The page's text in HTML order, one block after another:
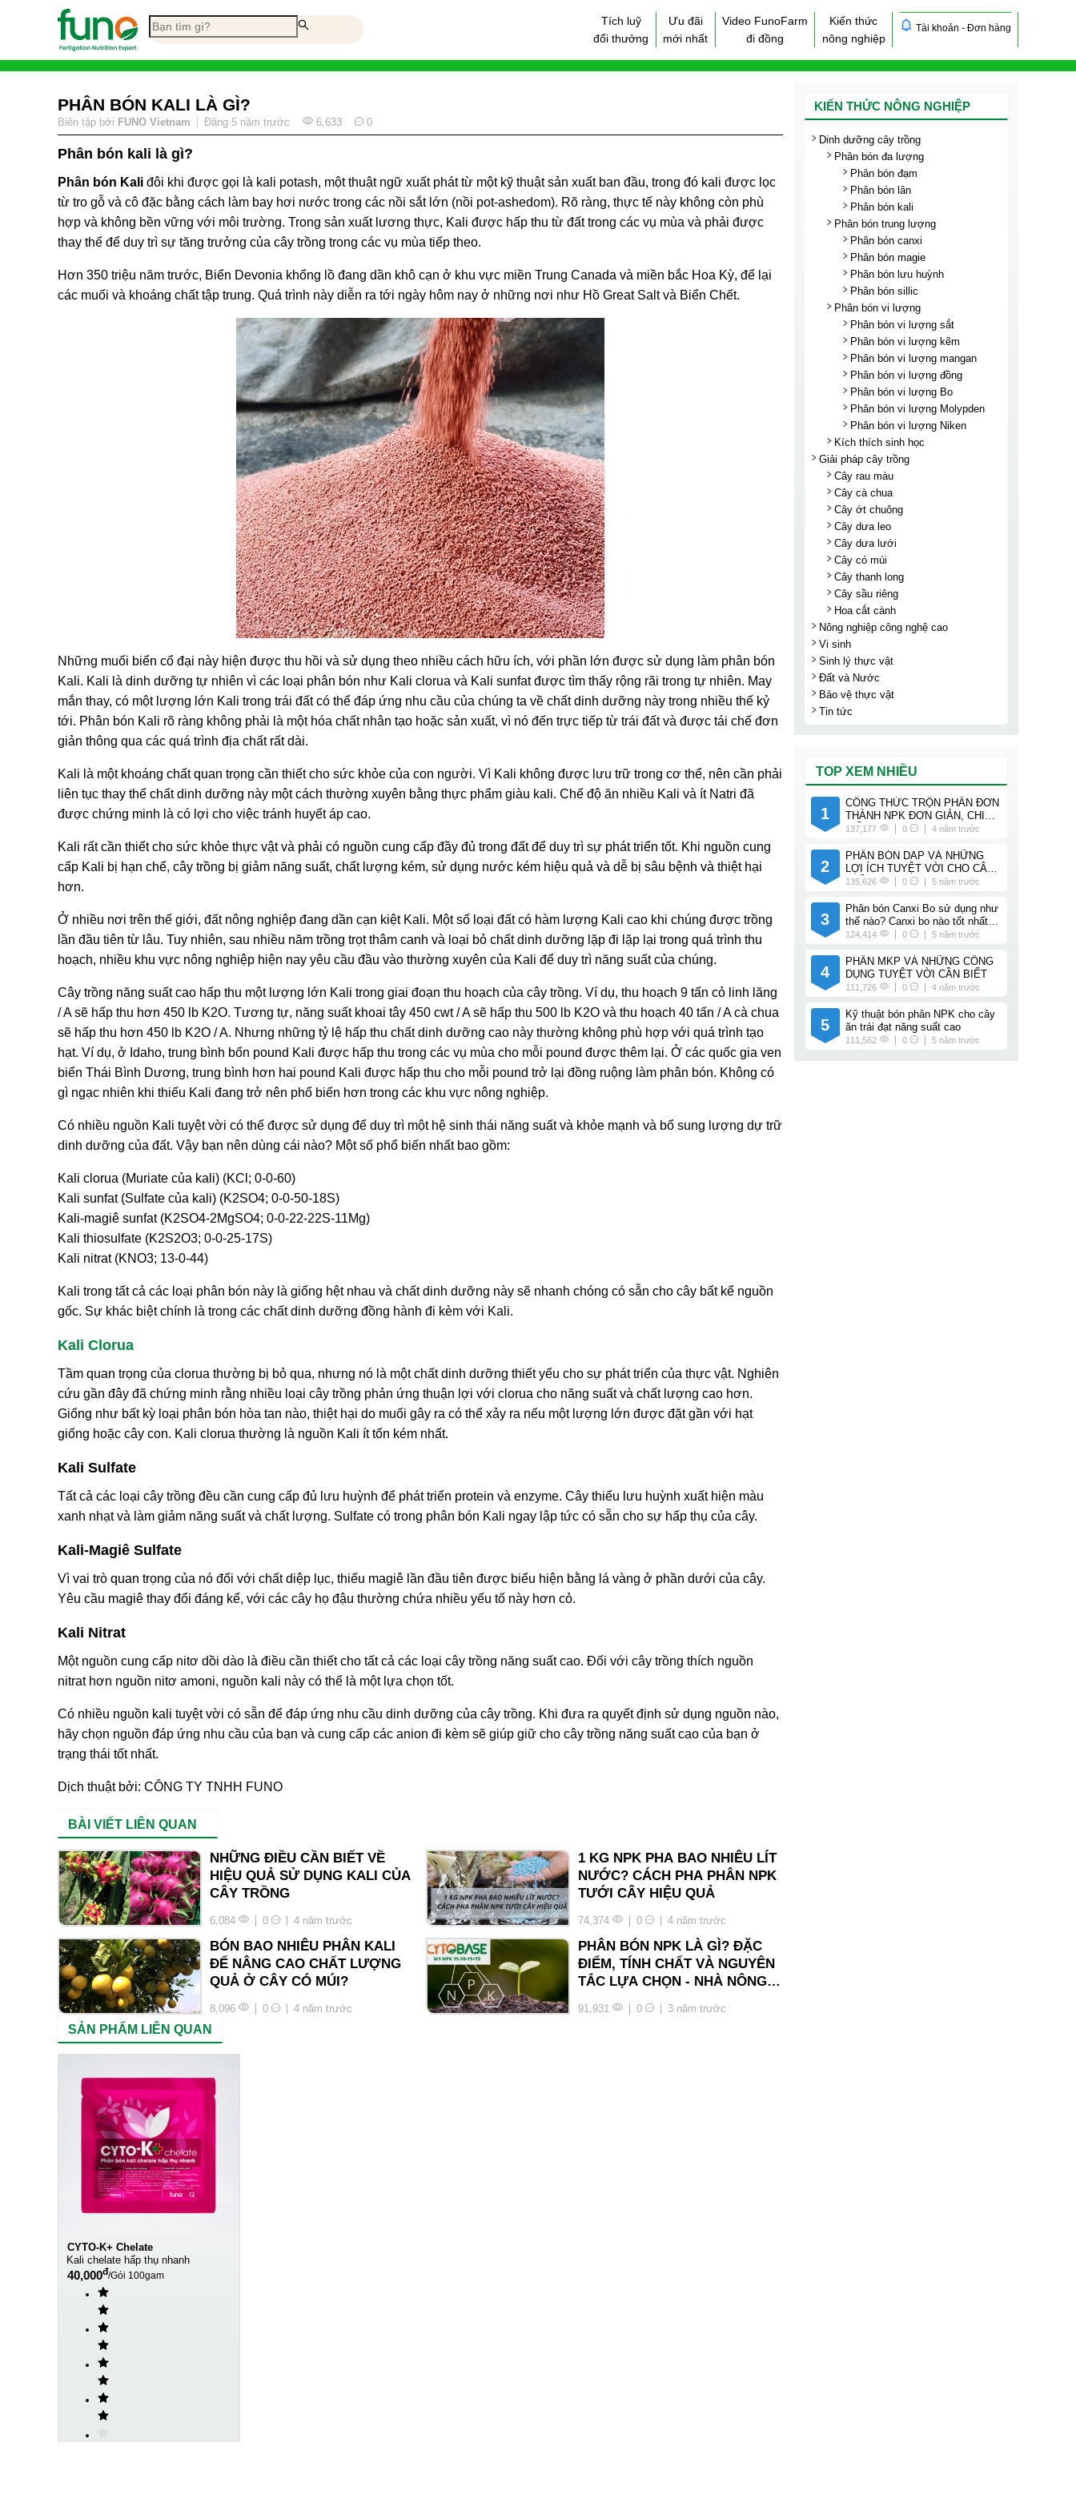
Tích luỹ
đổi thưởng
Ưu đãi
mới nhất
Video FunoFarm
đi đồng
Kiến thức
nông nghiệp
Tài khoản - Đơn hàng
PHÂN BÓN KALI LÀ GÌ?
Biên tập bởi FUNO Vietnam Đăng 5 năm trước 6,633 0
Phân bón kali là gì?
Phân bón Kali đôi khi được gọi là kali potash, một thuật ngữ xuất phát từ một kỹ thuật sản xuất ban đầu, trong đó kali được lọc
từ tro gỗ và cô đặc bằng cách làm bay hơi nước trong các nồi sắt lớn (nồi pot-ashedom). Rõ ràng, thực tế này không còn phù
hợp và không bền vững với môi trường. Trong sản xuất lương thực, Kali được hấp thu từ đất trong các vụ mùa và phải được
thay thế để duy trì sự tăng trưởng của cây trồng trong các vụ mùa tiếp theo.
Hơn 350 triệu năm trước, Biển Devonia khổng lồ đang dần khô cạn ở khu vực miền Trung Canada và miền bắc Hoa Kỳ, để lại
các muối và khoáng chất tập trung. Quá trình này diễn ra tới ngày hôm nay ở những nơi như Hồ Great Salt và Biển Chết.
Những muối biển cổ đại này hiện được thu hồi và sử dụng theo nhiều cách hữu ích, với phần lớn được sử dụng làm phân bón
Kali. Kali là dinh dưỡng tự nhiên vì các loại phân bón như Kali clorua và Kali sunfat được tìm thấy rộng rãi trong tự nhiên. May
mắn thay, có một lượng lớn Kali trong trái đất có thể đáp ứng nhu cầu của chúng ta về chất dinh dưỡng này trong nhiều thế kỷ
tới. Phân bón Kali rõ ràng không phải là một hóa chất nhân tạo hoặc sản xuất, vì nó đến trực tiếp từ trái đất và được tái chế đơn
giản thông qua các quá trình địa chất rất dài.
Kali là một khoáng chất quan trọng cần thiết cho sức khỏe của con người. Vì Kali không được lưu trữ trong cơ thể, nên cần phải
liên tục thay thế chất dinh dưỡng này một cách thường xuyên bằng thực phẩm giàu kali. Chế độ ăn nhiều Kali và ít Natri đã
được chứng minh là có lợi cho việc tránh huyết áp cao.
Kali rất cần thiết cho sức khỏe thực vật và phải có nguồn cung cấp đầy đủ trong đất để duy trì sự phát triển tốt. Khi nguồn cung
cấp Kali bị hạn chế, cây trồng bị giảm năng suất, chất lượng kém, sử dụng nước kém hiệu quả và dễ bị sâu bệnh và thiệt hại
hơn.
Ở nhiều nơi trên thế giới, đất nông nghiệp đang dần cạn kiệt Kali. Một số loại đất có hàm lượng Kali cao khi chúng được trồng
lần đầu tiên từ lâu. Tuy nhiên, sau nhiều năm trồng trọt thâm canh và loại bỏ chất dinh dưỡng lặp đi lặp lại trong quá trình thu
hoạch, nhiều khu vực nông nghiệp hiện nay yêu cầu đầu vào thường xuyên của Kali để duy trì năng suất của chúng.
Cây trồng năng suất cao hấp thu một lượng lớn Kali trong giai đoạn thu hoạch của cây trồng. Ví dụ, thu hoạch 9 tấn cỏ linh lăng
/ A sẽ hấp thu hơn 450 lb K2O. Tương tự, năng suất khoai tây 450 cwt / A sẽ hấp thu 500 lb K2O và thu hoạch 40 tấn / A cà chua
sẽ hấp thu hơn 450 lb K2O / A. Nhưng những tỷ lệ hấp thu chất dinh dưỡng cao này thường không phù hợp với quá trình tạo
hạt. Ví dụ, ở Idaho, trung bình bốn pound Kali được hấp thu trong các vụ mùa cho mỗi pound được thêm lại. Ở các quốc gia ven
biển Thái Bình Dương, trung bình hơn hai pound Kali được hấp thu cho mỗi pound trở lại đồng ruộng làm phân bón. Không có
gì ngạc nhiên khi thiếu Kali đang trở nên phổ biến hơn trong các khu vực nông nghiệp.
Có nhiều nguồn Kali tuyệt vời có thể được sử dụng để duy trì một hệ sinh thái năng suất và khỏe mạnh và bổ sung lượng dự trữ
dinh dưỡng của đất. Vậy bạn nên dùng cái nào? Một số phổ biến nhất bao gồm:
Kali clorua (Muriate của kali) (KCl; 0-0-60)
Kali sunfat (Sulfate của kali) (K2SO4; 0-0-50-18S)
Kali-magiê sunfat (K2SO4-2MgSO4; 0-0-22-22S-11Mg)
Kali thiosulfate (K2S2O3; 0-0-25-17S)
Kali nitrat (KNO3; 13-0-44)
Kali trong tất cả các loại phân bón này là giống hệt nhau và chất dinh dưỡng này sẽ nhanh chóng có sẵn cho cây bất kể nguồn
gốc. Sự khác biệt chính là trong các chất dinh dưỡng đồng hành đi kèm với Kali.
Kali Clorua
Tầm quan trọng của clorua thường bị bỏ qua, nhưng nó là một chất dinh dưỡng thiết yếu cho sự phát triển của thực vật. Nghiên
cứu gần đây đã chứng minh rằng nhiều loại cây trồng phản ứng thuận lợi với clorua cho năng suất và chất lượng cao hơn.
Giống như bất kỳ loại phân bón hòa tan nào, thiệt hại do muối gây ra có thể xảy ra nếu một lượng lớn được đặt gần với hạt
giống hoặc cây con. Kali clorua thường là nguồn Kali ít tốn kém nhất.
Kali Sulfate
Tất cả các loại cây trồng đều cần cung cấp đủ lưu huỳnh để phát triển protein và enzyme. Cây thiếu lưu huỳnh xuất hiện màu
xanh nhạt và làm giảm năng suất và chất lượng. Sulfate có trong phân bón Kali ngay lập tức có sẵn cho sự hấp thụ của cây.
Kali-Magiê Sulfate
Vì vai trò quan trọng của nó đối với chất diệp lục, thiếu magiê lần đầu tiên được biểu hiện bằng lá vàng ở phần dưới của cây.
Yêu cầu magiê thay đổi đáng kể, với các cây họ đậu thường chứa nhiều yếu tố này hơn cỏ.
Kali Nitrat
Một nguồn cung cấp nitơ dồi dào là điều cần thiết cho tất cả các loại cây trồng năng suất cao. Đối với cây trồng thích nguồn
nitrat hơn nguồn nitơ amoni, nguồn kali này có thể là một lựa chọn tốt.
Có nhiều nguồn kali tuyệt vời có sẵn để đáp ứng nhu cầu dinh dưỡng của cây trồng. Khi đưa ra quyết định sử dụng nguồn nào,
hãy chọn nguồn đáp ứng nhu cầu của bạn và cung cấp các anion đi kèm sẽ giúp giữ cho cây trồng năng suất cao của bạn ở
trạng thái tốt nhất.
Dịch thuật bởi: CÔNG TY TNHH FUNO
BÀI VIẾT LIÊN QUAN
NHỮNG ĐIỀU CẦN BIẾT VỀ
HIỆU QUẢ SỬ DỤNG KALI CỦA
CÂY TRỒNG
6,084 0 4 năm trước
1 KG NPK PHA BAO NHIÊU LÍT
NƯỚC? CÁCH PHA PHÂN NPK
TƯỚI CÂY HIỆU QUẢ
74,374 0 4 năm trước
BÓN BAO NHIÊU PHÂN KALI
ĐỂ NÂNG CAO CHẤT LƯỢNG
QUẢ Ở CÂY CÓ MÚI?
8,096 0 4 năm trước
PHÂN BÓN NPK LÀ GÌ? ĐẶC
ĐIỂM, TÍNH CHẤT VÀ NGUYÊN
TẮC LỰA CHỌN - NHÀ NÔNG
91,931 0 3 năm trước
KIẾN THỨC NÔNG NGHIỆP
Dinh dưỡng cây trồng
Phân bón đa lượng
Phân bón đạm
Phân bón lân
Phân bón kali
Phân bón trung lượng
Phân bón canxi
Phân bón magie
Phân bón lưu huỳnh
Phân bón sillic
Phân bón vi lượng
Phân bón vi lượng sắt
Phân bón vi lượng kẽm
Phân bón vi lượng mangan
Phân bón vi lượng đồng
Phân bón vi lượng Bo
Phân bón vi lượng Molypden
Phân bón vi lượng Niken
Kích thích sinh học
Giải pháp cây trồng
Cây rau màu
Cây cà chua
Cây ớt chuông
Cây dưa leo
Cây dưa lưới
Cây có múi
Cây thanh long
Cây sầu riêng
Hoa cắt cành
Nông nghiệp công nghệ cao
Vi sinh
Sinh lý thực vật
Đất và Nước
Bảo vệ thực vật
Tin tức
TOP XEM NHIỀU
1
CÔNG THỨC TRỘN PHÂN ĐƠN
THÀNH NPK ĐƠN GIẢN, CHI
TIẾT
137,177 0 4 năm trước
2
PHÂN BÓN DAP VÀ NHỮNG
LỢI ÍCH TUYỆT VỜI CHO CÂY
TRỒNG
135,626 0 5 năm trước
3
Phân bón Canxi Bo sử dụng như
thế nào? Canxi bo nào tốt nhất
cho cây trồng của bạn?
124,414 0 5 năm trước
4
PHÂN MKP VÀ NHỮNG CÔNG
DỤNG TUYỆT VỜI CẦN BIẾT
111,726 0 4 năm trước
5
Kỹ thuật bón phân NPK cho cây
ăn trái đạt năng suất cao
111,562 0 5 năm trước
SẢN PHẨM LIÊN QUAN
CYTO-K+ Chelate
Kali chelate hấp thụ nhanh
40,000đ/Gói 100gam